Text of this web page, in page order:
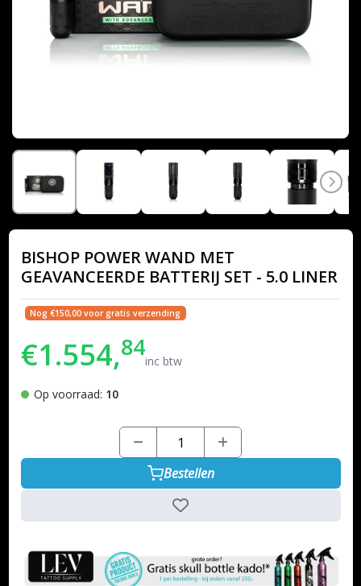
BISHOP POWER WAND MET
GEAVANCEERDE BATTERIJ SET - 5.0 LINER
Nog €150,00 voor gratis verzending
€1.554,84inc btw
Op voorraad: 10
Bestellen